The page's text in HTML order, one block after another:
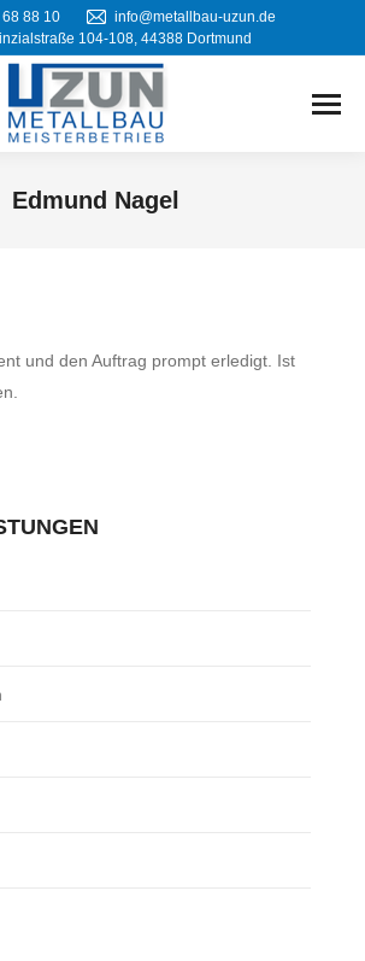
88 10
info@metallbau-uzun.de
104-108, 44388 Dortmund
Edmund Nagel
und den Auftrag prompt erledigt. Ist